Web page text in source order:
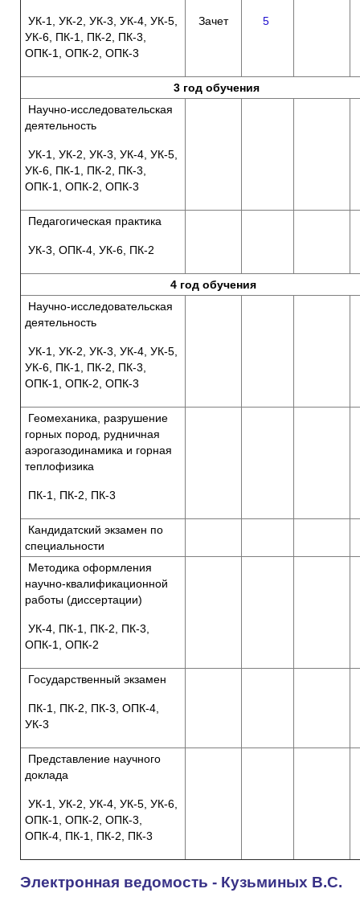
УК-1, УК-2, УК-3, УК-4, УК-5,
УК-6, ПК-1, ПК-2, ПК-3,
ОПК-1, ОПК-2, ОПК-3
Зачет 5
3 год обучения
Научно-исследовательская
деятельность
УК-1, УК-2, УК-3, УК-4, УК-5,
УК-6, ПК-1, ПК-2, ПК-3,
ОПК-1, ОПК-2, ОПК-3
Педагогическая практика
УК-3, ОПК-4, УК-6, ПК-2
4 год обучения
Научно-исследовательская
деятельность
УК-1, УК-2, УК-3, УК-4, УК-5,
УК-6, ПК-1, ПК-2, ПК-3,
ОПК-1, ОПК-2, ОПК-3
Геомеханика, разрушение
горных пород, рудничная
аэрогазодинамика и горная
теплофизика
ПК-1, ПК-2, ПК-3
Кандидатский экзамен по
специальности
Методика оформления
научно-квалификационной
работы (диссертации)
УК-4, ПК-1, ПК-2, ПК-3,
ОПК-1, ОПК-2
Государственный экзамен
ПК-1, ПК-2, ПК-3, ОПК-4,
УК-3
Представление научного
доклада
УК-1, УК-2, УК-4, УК-5, УК-6,
ОПК-1, ОПК-2, ОПК-3,
ОПК-4, ПК-1, ПК-2, ПК-3
Электронная ведомость - Кузьминых В.С.